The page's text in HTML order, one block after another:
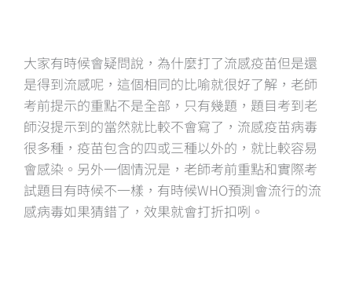
大家有時候會疑問說，為什麼打了流感疫苗但是還
是得到流感呢，這個相同的比喻就很好了解，老師
考前提示的重點不是全部，只有幾題，題目考到老
師沒提示到的當然就比較不會寫了，流感疫苗病毒
很多種，疫苗包含的四或三種以外的，就比較容易
會感染。另外一個情況是，老師考前重點和實際考
試題目有時候不一樣，有時候WHO預測會流行的流
感病毒如果猜錯了，效果就會打折扣咧。